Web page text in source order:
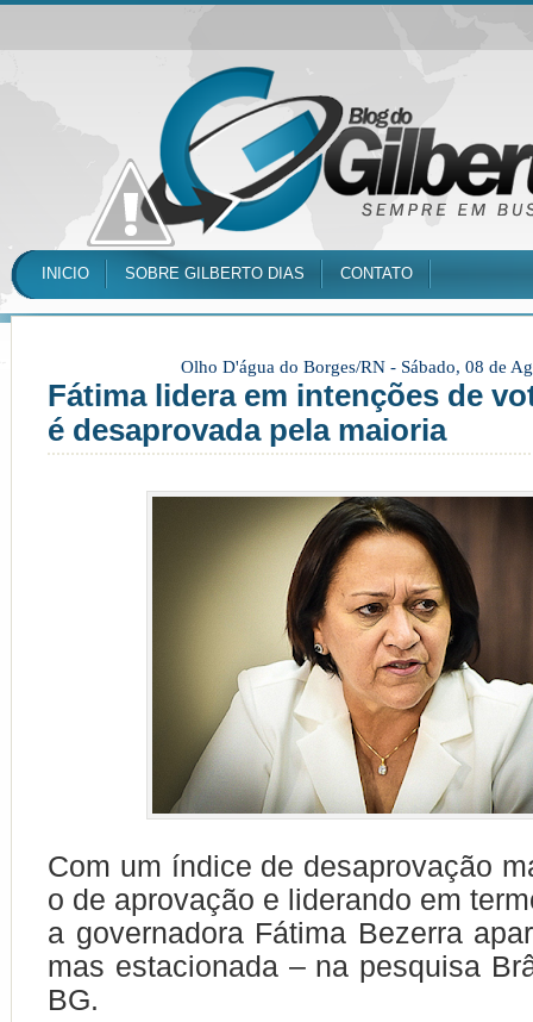
INICIO SOBRE GILBERTO DIAS CONTATO
Olho D'água do Borges/RN - Sábado, 08 de
Fátima lidera em intenções de
é desaprovada pela maioria
Com um índice de desaprovação
o de aprovação e liderando em
a governadora Fátima Bezerra
mas estacionada – na pesquisa
BG.